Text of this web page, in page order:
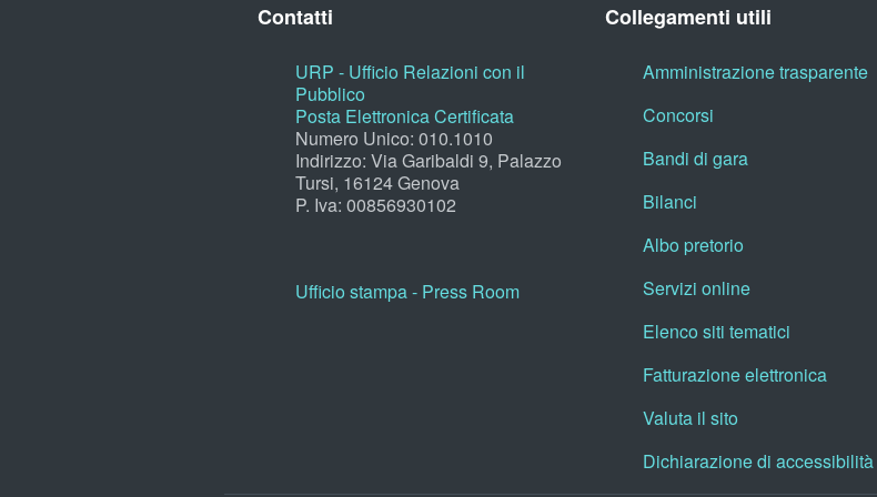
Contatti
URP - Ufficio Relazioni con il
Pubblico
Posta Elettronica Certificata
Numero Unico: 010.1010
Indirizzo: Via Garibaldi 9, Palazzo
Tursi, 16124 Genova
P. Iva: 00856930102
Ufficio stampa - Press Room
Collegamenti utili
Amministrazione trasparente
Concorsi
Bandi di gara
Bilanci
Albo pretorio
Servizi online
Elenco siti tematici
Fatturazione elettronica
Valuta il sito
Dichiarazione di accessibilità